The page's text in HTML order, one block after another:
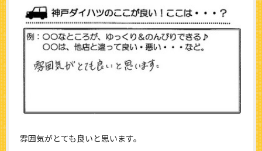
雰囲気がとても良いと思います。